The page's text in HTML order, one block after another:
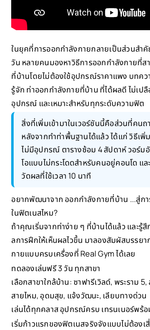
ในยุคที่การออกกำลังกายกลายเป็นส่วนสำ
วัน หลายคนมองหาวิธีการออกกำลังกายที่ส
ที่บ้านโดยไม่ต้องใช้อุปกรณ์ราคาแพง บทค
รู้จัก ท่าออกกำลังกายที่บ้าน ที่ได้ผลดี ไม่เป
อุปกรณ์ และเหมาะสำหรับทุกระดับความฟิต
สิ่งที่เพิ่มเข้ามาในเวอร์ชันนี้คือส่วนที่คน
หลังจากทำท่าพื้นฐานได้แล้ว ได้แก่ วิธีเพิ่
ไม่มีอุปกรณ์ ตารางซ้อม 4 สัปดาห์ วอร์ม
โอแบบไม่กระโดดสำหรับคนอยู่คอนโด แ
วัดผลที่ใช้เวลา 10 นาที
อยากพัฒนาจาก ออกกำลังกายที่บ้าน ...สู่ก
ในฟิตเนสไหม?
ถ้าคุณเริ่มจากท่าง่าย ๆ ที่บ้านได้แล้ว และรู้สึ
ลการฝึกให้เห็นผลไวขึ้น มาลองสัมผัสบรรย
กายแบบครบเครื่องที่ Real Gym ได้เลย
ทดลองเล่นฟรี 3 วัน ทุกสาขา
เลือกสาขาใกล้บ้าน: ซาฟารีเวิลด์, พระราม
สายไหม, อุดมสุข, แจ้งวัฒนะ, เลียบทางด่วน
เล่นได้ทุกคลาส อุปกรณ์ครบ เทรนเนอร์พร้อ
เริ่มก้าวแรกของฟิตเนสจริงจังแบบไม่ต้องเ